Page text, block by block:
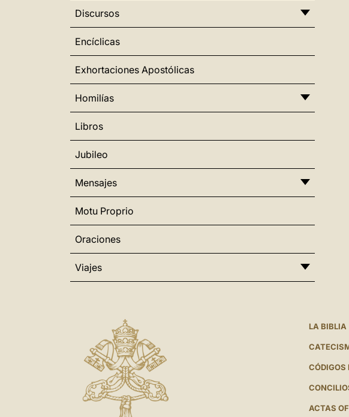
Discursos
Encíclicas
Exhortaciones Apostólicas
Homilías
Libros
Jubileo
Mensajes
Motu Proprio
Oraciones
Viajes
LA BIBLIA
CÓDIGOS
ACTAS